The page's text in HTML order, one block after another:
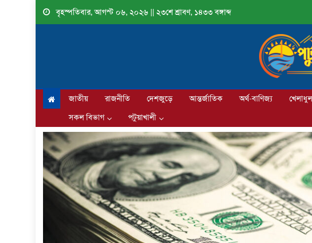
Skip
বৃহস্পতিবার, আগস্ট ০৬, ২০২৬ || ২৩শে শ্রাবণ, ১৪৩৩ বঙ্গাব্দ
জাতীয় রাজনীতি দেশজুড়ে আন্তর্জাতিক অর্থ-বাণিজ্য
সকল বিভাগ
পটুয়াখালী